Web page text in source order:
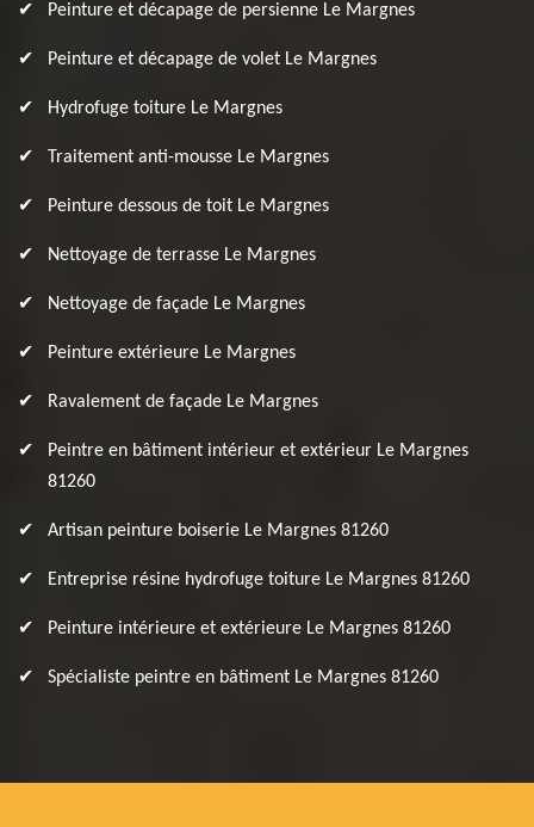
Peinture et décapage de persienne Le Margnes
Peinture et décapage de volet Le Margnes
Hydrofuge toiture Le Margnes
Traitement anti-mousse Le Margnes
Peinture dessous de toit Le Margnes
Nettoyage de terrasse Le Margnes
Nettoyage de façade Le Margnes
Peinture extérieure Le Margnes
Ravalement de façade Le Margnes
Peintre en bâtiment intérieur et extérieur Le Margnes
81260
Artisan peinture boiserie Le Margnes 81260
Entreprise résine hydrofuge toiture Le Margnes 81260
Peinture intérieure et extérieure Le Margnes 81260
Spécialiste peintre en bâtiment Le Margnes 81260